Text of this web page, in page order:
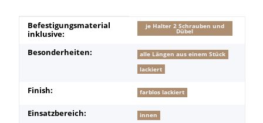
Produkteigenschaft
Wert
Befestigungsmaterial
inklusive:
je Halter 2 Schrauben und
Dübel
Besonderheiten:
alle Längen aus einem Stück
lackiert
Finish: farblos lackiert
Einsatzbereich: innen